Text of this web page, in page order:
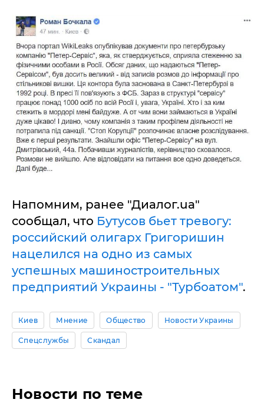
Напомним, ранее "Диалог.ua"
сообщал, что Бутусов бьет тревогу:
российский олигарх Григоришин
нацелился на одно из самых
успешных машиностроительных
предприятий Украины - "Турбоатом".
Киев Мнение Общество Новости Украины
Спецслужбы Скандал
Новости по теме